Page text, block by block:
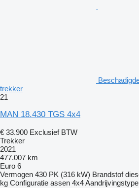
trekker
21
MAN 18.430 TGS 4x4
€ 33.900 Exclusief BTW
Trekker
2021
477.007 km
Euro 6
Vermogen 430 PK (316 kW) Brandstof
kg Configuratie assen 4x4Aandrijvingstype